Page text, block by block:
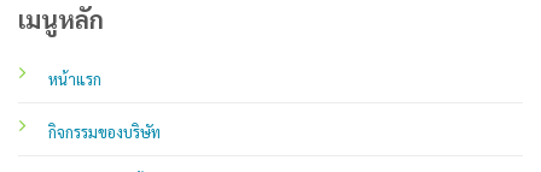
เมนูหลัก
หน้าแรก
กิจกรรมของบริษัท